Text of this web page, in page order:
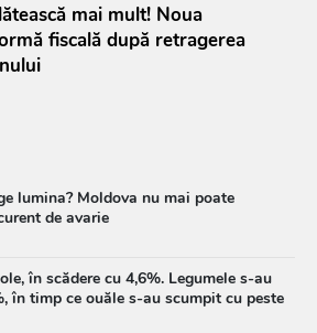
mai mult! Noua
fiscală după retragerea
lumina? Moldova nu mai poate
de avarie
în scădere cu 4,6%. Legumele s-au
în timp ce ouăle s-au scumpit cu peste